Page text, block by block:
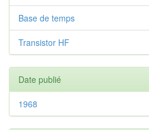
Base de temps
Transistor HF
Date publié
1968